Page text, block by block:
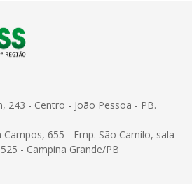
243 - Centro - João Pessoa - PB.
Campos, 655 - Emp. São Camilo, sala
- Campina Grande/PB